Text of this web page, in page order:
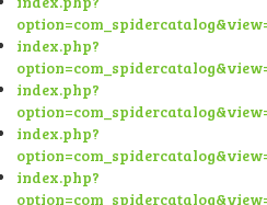
index.php?
index.php?
index.php?
index.php?